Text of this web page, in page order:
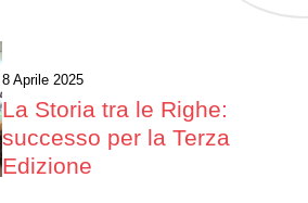
8 Aprile 2025
La Storia tra le Righe:
successo per la Terza
Edizione